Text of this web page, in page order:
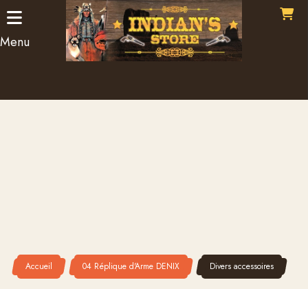
Menu
Accueil 04 Réplique d'Arme DENIX Divers accessoires
Panneau de gestion des cookies